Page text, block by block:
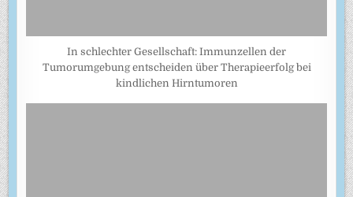
In schlechter Gesellschaft: Immunzellen der
Tumorumgebung entscheiden über Therapieerfolg bei
kindlichen Hirntumoren